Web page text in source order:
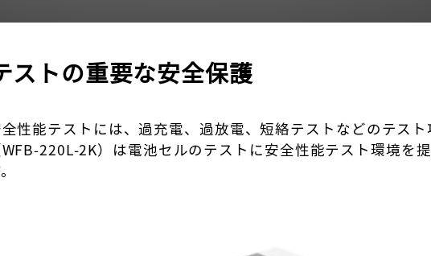
ストの重要な安全保護
性能テストには、過充電、過放電、短絡テストなどのテスト
220L-2K）は電池セルのテストに安全性能テスト環境を